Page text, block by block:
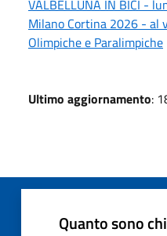
VALBELLUNA IN BICI -
Milano Cortina 2026 - al
Olimpiche e Paralimpiche
Ultimo aggiornamento:
Quanto sono